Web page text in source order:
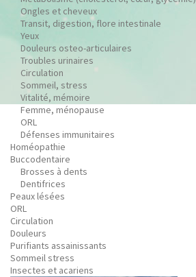
Ongles et cheveux
Transit, digestion, flore intestinale
Yeux
Douleurs osteo-articulaires
Troubles urinaires
Circulation
Sommeil, stress
Vitalité, mémoire
Femme, ménopause
ORL
Défenses immunitaires
Homéopathie
Buccodentaire
Brosses à dents
Dentifrices
Peaux lésées
ORL
Circulation
Douleurs
Purifiants assainissants
Sommeil stress
Insectes et acariens